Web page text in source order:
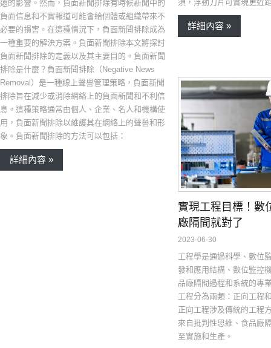
遠的影響。然而，負面新聞排除有時候新聞中的
負面信息和不實報道可能會給個體或組織帶來不
必要的損害。在這種情況下，負面新聞排除成為
一種重要的解決方案。負面新聞排除本文將探討
負面新聞排除的定義以及其主要目的。負面新聞
排除是什麼？負面新聞排除（Negative News
Removal）是一種線上聲譽管理策略，負面新聞
排除旨在減少或消除網絡上的負面新聞和不利信
息。這種策略通常由個人、企業、名人和機構使
用，負面新聞排除以維護其在網絡上的聲譽和形
象。負面新聞排除的方法可以包括：
詳細內容 »
須，浮動刀片可實現更近
詳細內容 »
實現工程目標！數
廠隔間就對了
2023-06-30
工程學是通過科學、數位
發和應用結構、數位監控
品廠隔間過程和系統的專
工程分為兩類：正向工程
正向工程涉及傳統的工程
來自批判性思維、食品廠
至實施和生產。